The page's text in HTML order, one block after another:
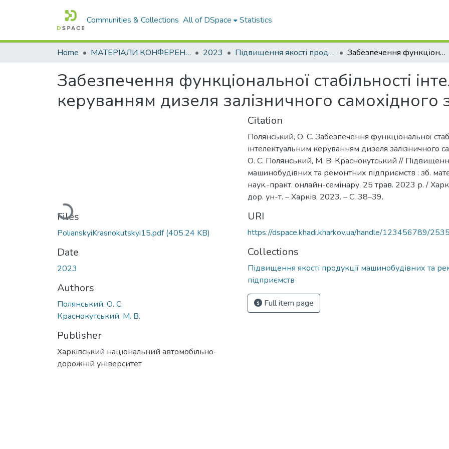
Communities & Collections All of DSpace Statistics
Home МАТЕРІАЛИ КОНФЕРЕНЦІЙ 2023 Підвищення якості продукції машинобудівних та ремонтних підприємств Забезпечення функціональної стабільності інтелектуальним керуванням дизеля залізничного самохідного засобу
Забезпечення функціональної стабільності
керуванням дизеля залізничного самохідного
Loading...
Files
PolianskyiKrasnokutskyi15.pdf(405.24 KB)
Date
2023
Authors
Полянський, О. С.
Краснокутський, М. В.
Publisher
Харківський національний автомобільно-
дорожній університет
Citation
Полянський, О. С. Забезпечення функціональної
інтелектуальним керуванням дизеля залізничного
О. С. Полянський, М. В. Краснокутський //
машинобудівних та ремонтних підприємств : зб.
наук.-практ. онлайн-семінару, 25 трав. 2023 р. /
дор. ун-т. – Харків, 2023. – С. 38–39.
URI
https://dspace.khadi.kharkov.ua/handle/123456789/
Collections
Підвищення якості продукції машинобудівних та
підприємств
Full item page